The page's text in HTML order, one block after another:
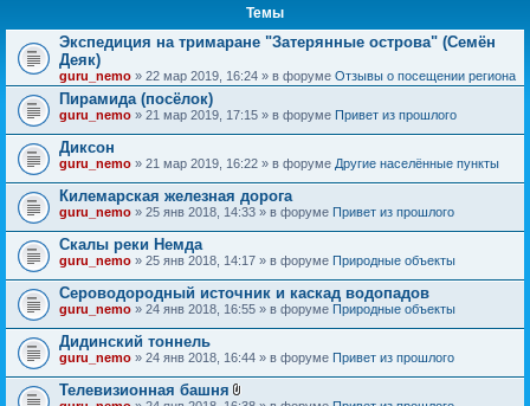
Темы
Экспедиция на тримаране "Затерянные острова" (Семён
Деяк)
guru_nemo » 22 мар 2019, 16:24 » в форуме Отзывы о посещении региона
Пирамида (посёлок)
guru_nemo » 21 мар 2019, 17:15 » в форуме Привет из прошлого
Диксон
guru_nemo » 21 мар 2019, 16:22 » в форуме Другие населённые пункты
Килемарская железная дорога
guru_nemo » 25 янв 2018, 14:33 » в форуме Привет из прошлого
Скалы реки Немда
guru_nemo » 25 янв 2018, 14:17 » в форуме Природные объекты
Сероводородный источник и каскад водопадов
guru_nemo » 24 янв 2018, 16:55 » в форуме Природные объекты
Дидинский тоннель
guru_nemo » 24 янв 2018, 16:44 » в форуме Привет из прошлого
Телевизионная башня
В